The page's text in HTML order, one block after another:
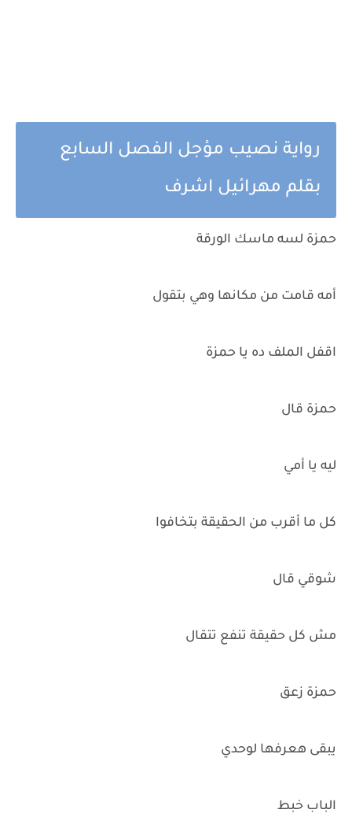
رواية نصيب مؤجل الفصل السابع
بقلم مهرائيل اشرف
حمزة لسه ماسك الورقة
أمه قامت من مكانها وهي بتقول
اقفل الملف ده يا حمزة
حمزة قال
ليه يا أمي
كل ما أقرب من الحقيقة بتخافوا
شوقي قال
مش كل حقيقة تنفع تتقال
حمزة زعق
يبقى هعرفها لوحدي
الباب خبط